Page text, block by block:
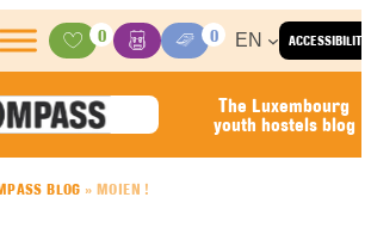
ACCESSIBILITY
Activities
0
BasketMedia Center
0 EN
The Luxembourg
youth hostels blog
BLOG »MOIEN !